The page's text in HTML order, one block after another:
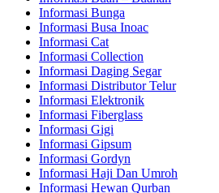
Informasi Bunga
Informasi Busa Inoac
Informasi Cat
Informasi Collection
Informasi Daging Segar
Informasi Distributor Telur
Informasi Elektronik
Informasi Fiberglass
Informasi Gigi
Informasi Gipsum
Informasi Gordyn
Informasi Haji Dan Umroh
Informasi Hewan Qurban